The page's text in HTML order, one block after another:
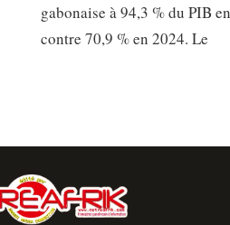
gabonaise à 94,3 % du PIB
contre 70,9 % en 2024. Le